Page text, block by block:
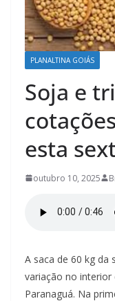
PLANALTINA GOIÁS
Soja e
esta
outubro 10, 2025
A saca de 60 kg da
variação no
Paranaguá. Na